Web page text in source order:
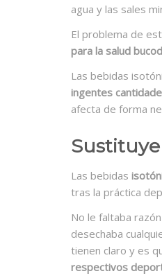
agua y las sales
El problema de
para la salud
Las bebidas
ingentes
afecta de forma
Las bebidas
tras la práctica
No le faltaba
desechaba
tienen claro y es
respectivos